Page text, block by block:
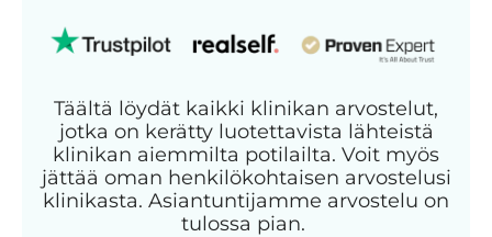
Täältä löydät kaikki klinikan arvostelut,
jotka on kerätty luotettavista lähteistä
klinikan aiemmilta potilailta. Voit myös
jättää oman henkilökohtaisen arvostelusi
klinikasta. Asiantuntijamme arvostelu on
tulossa pian.